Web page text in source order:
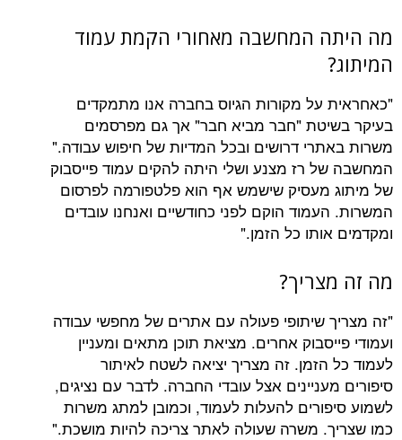
המחשבה מאחורי הקמת עמוד
מקורות הגיוס בחברה אנו מתמקדים
"חבר מביא חבר" אך גם מפרסמים
דרושים ובכל המדיות של חיפוש עבודה."
רז מצנע ושלי היתה להקים עמוד פייסבוק
שישמש אף הוא פלטפורמה לפרסום
הוקם לפני כחודשיים ואנחנו עובדים
כל הזמן."
שיתופי פעולה עם אתרים של מחפשי עבודה
אחרים. מציאת תוכן מתאים ומעניין
זה מצריך יציאה לשטח לאיתור
אצל עובדי החברה. לדבר עם נציגים,
להעלות לעמוד, וכמובן למתג משרות
משרה שעולה לאתר צריכה להיות מושכת."